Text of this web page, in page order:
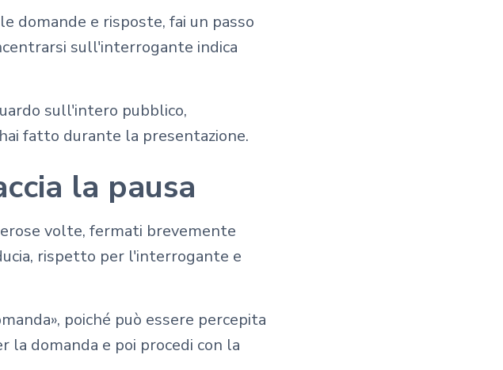
domande e risposte, fai un passo
sull'interrogante indica
sull'intero pubblico,
fatto durante la presentazione.
la pausa
volte, fermati brevemente
rispetto per l'interrogante e
poiché può essere percepita
la domanda e poi procedi con la